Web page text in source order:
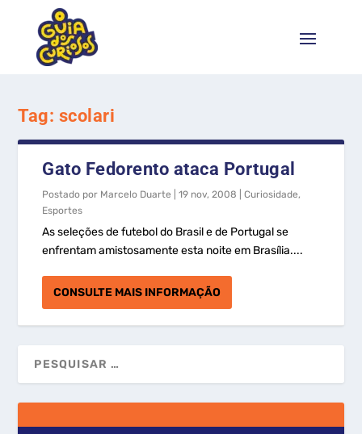
Tag: scolari
Gato Fedorento ataca Portugal
Postado por Marcelo Duarte |19 nov, 2008 |Curiosidade,
Esportes
As seleções de futebol do Brasil e de Portugal se
enfrentam amistosamente esta noite em Brasília....
CONSULTE MAIS INFORMAÇÃO